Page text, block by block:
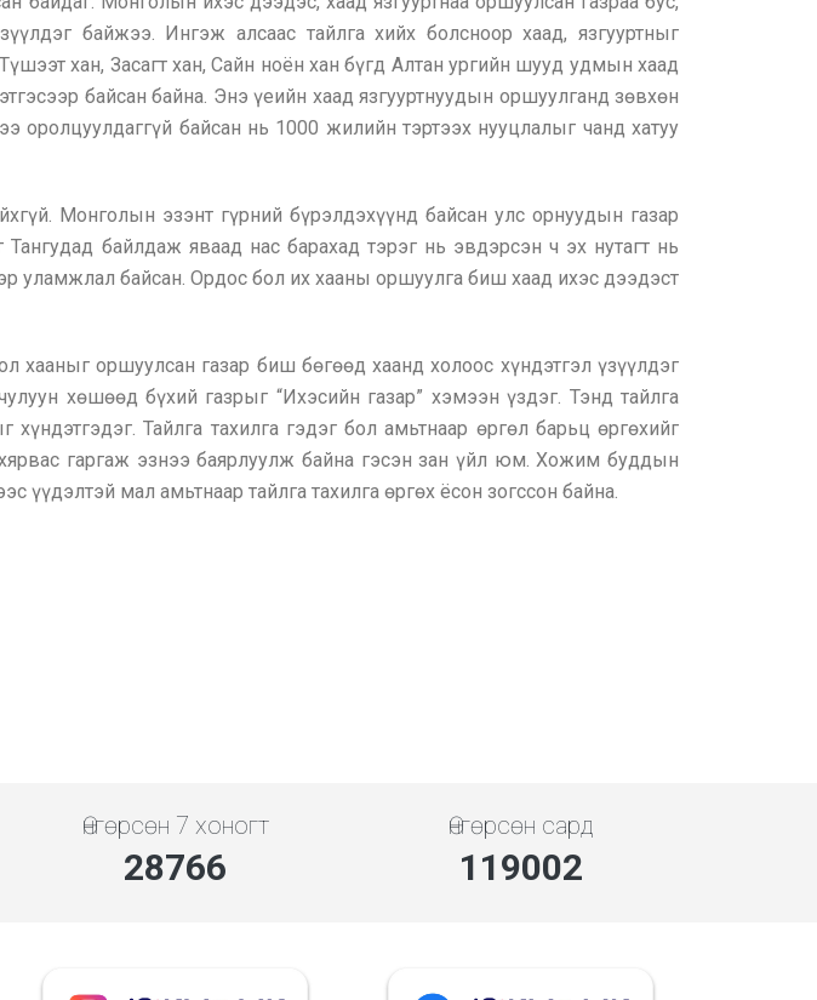
байжээ. Ингэж алсаас тайлга хийх болсноор хаад, язгууртныг
хан, Засагт хан, Сайн ноён хан бүгд Алтан ургийн шууд удмын хаад
байсан байна. Энэ үеийн хаад язгууртнуудын оршуулганд зөвхөн
оролцуулдаггүй байсан нь 1000 жилийн тэртээх нууцлалыг чанд хатуу
Монголын эзэнт гүрний бүрэлдэхүүнд байсан улс орнуудын газар
байлдаж яваад нас барахад тэрэг нь эвдэрсэн ч эх нутагт нь
уламжлал байсан. Ордос бол их хааны оршуулга биш хаад ихэс дээдэст
оршуулсан газар биш бөгөөд хаанд холоос хүндэтгэл үзүүлдэг
хөшөөд бүхий газрыг “Ихэсийн газар” хэмээн үздэг. Тэнд тайлга
Тайлга тахилга гэдэг бол амьтнаар өргөл барьц өргөхийг
гаргаж эзнээ баярлуулж байна гэсэн зан үйл юм. Хожим буддын
мал амьтнаар тайлга тахилга өргөх ёсон зогссон байна.
Өнгөрсөн 7 хоногт
33192
Өнгөрсөн сард
137310